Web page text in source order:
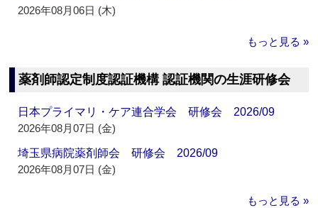
2026年08月06日 (木)
もっと見る »
薬剤師認定制度認証機構 認証機関の生涯研修会
日本プライマリ・ケア連合学会 研修会 2026/09
2026年08月07日 (金)
埼玉県病院薬剤師会 研修会 2026/09
2026年08月07日 (金)
もっと見る »